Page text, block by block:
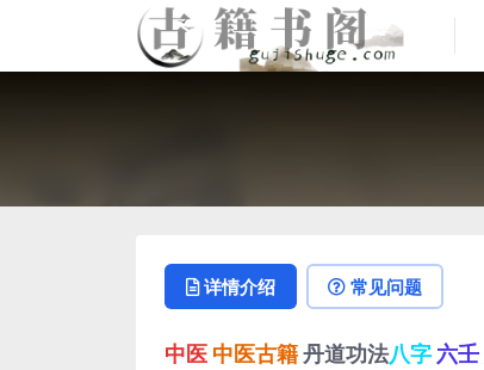
详情介绍 常见问题
中医 中医古籍丹道功法八字 六壬